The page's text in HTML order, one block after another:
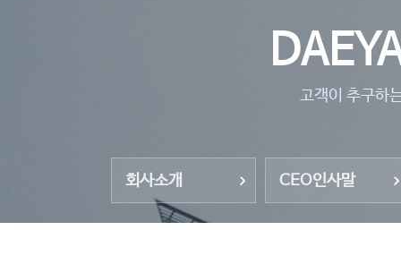
고객이 추구하
회사소개 CEO인사말